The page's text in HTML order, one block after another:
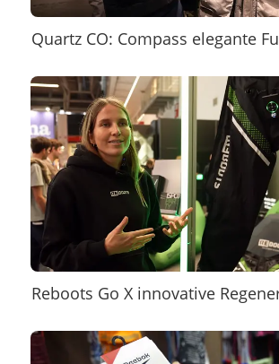
Quartz CO: Compass elegante
Reboots Go X innovative